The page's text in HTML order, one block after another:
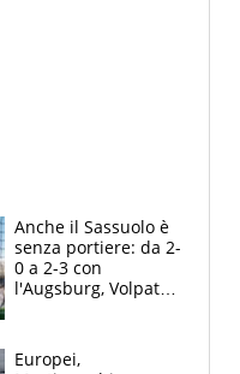
Anche il Sassuolo è
senza portiere: da 2-
0 a 2-3 con
l'Augsburg, Volpato
Europei,